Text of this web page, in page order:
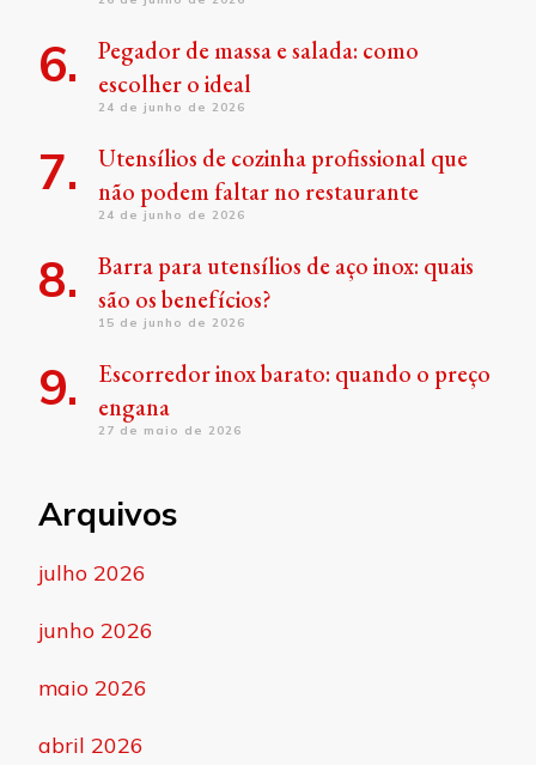
Pegador de massa e salada: como
escolher o ideal
24 de junho de 2026
Utensílios de cozinha profissional que
não podem faltar no restaurante
24 de junho de 2026
Barra para utensílios de aço inox: quais
são os benefícios?
15 de junho de 2026
Escorredor inox barato: quando o preço
engana
27 de maio de 2026
Arquivos
julho 2026
junho 2026
maio 2026
abril 2026